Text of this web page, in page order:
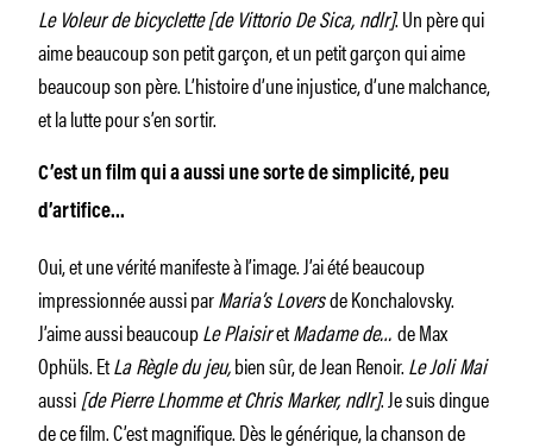
Le Voleur de bicyclette [de Vittorio De Sica, ndlr]. Un père qui
aime beaucoup son petit garçon, et un petit garçon qui aime
beaucoup son père. L’histoire d’une injustice, d’une malchance,
et la lutte pour s’en sortir.
C’est un film qui a aussi une sorte de simplicité, peu
d’artifice…
Oui, et une vérité manifeste à l’image. J’ai été beaucoup
impressionnée aussi parMaria’s Loversde Konchalovsky.
J’aime aussi beaucoupLe PlaisiretMadame de…de Max
Ophüls. EtLa Règle du jeu,bien sûr, de Jean Renoir.Le Joli Mai
aussi[de Pierre Lhomme et Chris Marker, ndlr]. Je suis dingue
de ce film. C’est magnifique. Dès le générique, la chanson de